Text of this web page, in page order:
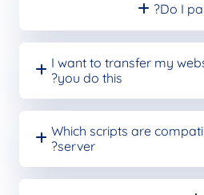
Do I
I want to transfer my
you do this?
Which scripts are
server?